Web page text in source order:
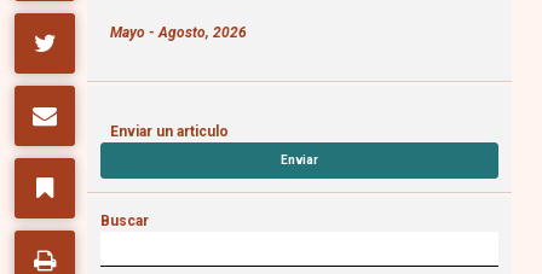
Mayo - Agosto, 2026
Enviar un articulo
Enviar
Buscar